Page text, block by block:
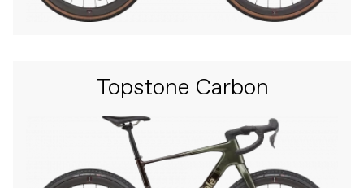
Topstone Carbon